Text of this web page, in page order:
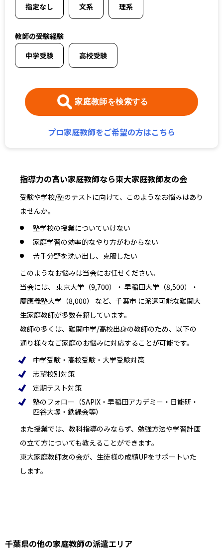
指定なし
文系 理系
教師の受験経験
中学受験
高校受験
家庭教師を検索する
プロ家庭教師をご希望の方はこちら
指導力の高い家庭教師なら東大家庭教師友の会
受験や学校/塾のテストに向けて、このようなお悩みはあり
ませんか。
塾学校の授業についていけない
家庭学習の効率的なやり方がわからない
苦手分野を洗い出し、克服したい
このようなお悩みは当会にお任せください。
当会には、 東京大学（9,700）・ 早稲田大学（8,500）・
慶應義塾大学（8,000） など、千葉市 に派遣可能な難関大
生家庭教師が多数在籍しています。
教師の多くは、難関中学/高校出身の教師のため、以下の
通り様々なご家庭のお悩みに対応することが可能です。
中学受験・高校受験・大学受験対策
志望校別対策
定期テスト対策
塾のフォロー（SAPIX・早稲田アカデミー・日能研・
四谷大塚・鉄緑会等）
また授業では、教科指導のみならず、勉強方法や学習計画
の立て方についても教えることができます。
東大家庭教師友の会が、生徒様の成績UPをサポートいた
します。
千葉県の他の家庭教師の派遣エリア